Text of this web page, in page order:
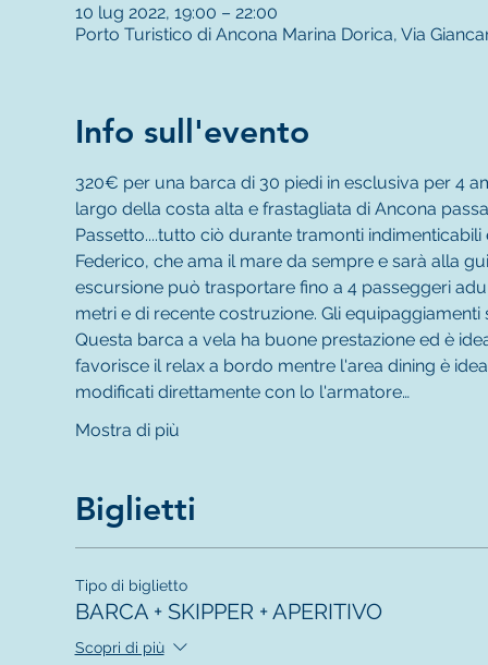
10 lug 2022, 19:00 – 22:00
Porto Turistico di Ancona Marina Dorica, Via
Info sull'evento
320€ per una barca di 30 piedi in esclusiva per 4
largo della costa alta e frastagliata di Ancona
Passetto....tutto ciò durante tramonti indimenticabili
Federico, che ama il mare da sempre e sarà alla
escursione può trasportare fino a 4 passeggeri
metri e di recente costruzione. Gli
Questa barca a vela ha buone prestazione ed è
favorisce il relax a bordo mentre l'area dining è
modificati direttamente con lo l'armatore…
Mostra di più
Biglietti
Tipo di biglietto
BARCA + SKIPPER + APERITIVO
Scopri di più